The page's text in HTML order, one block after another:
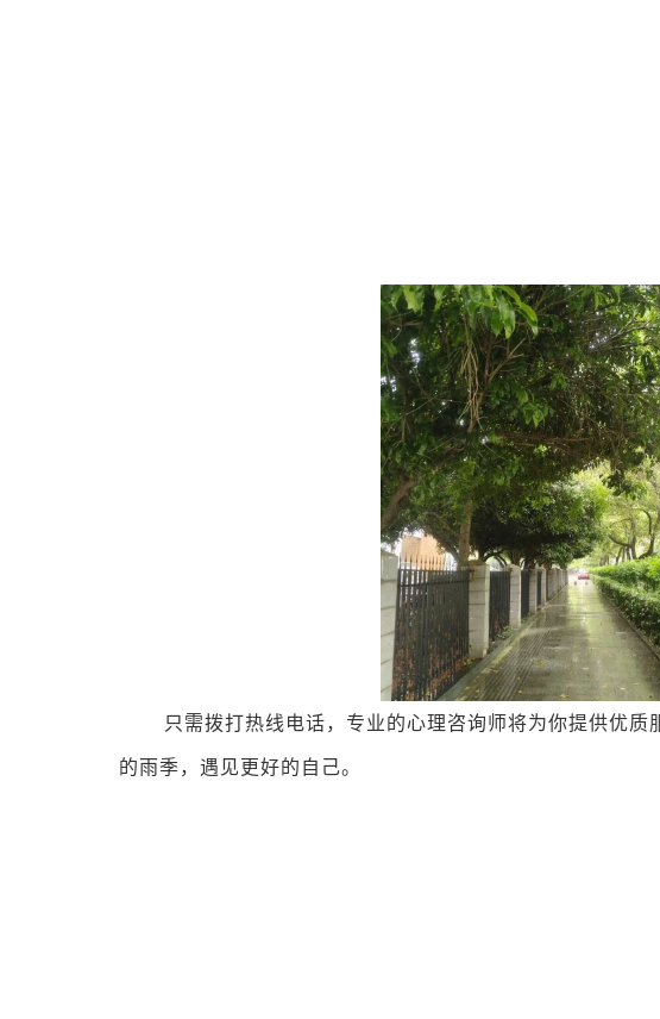
只需拨打热线电话，专业的心理咨询师将为你提供优
的雨季，遇见更好的自己。